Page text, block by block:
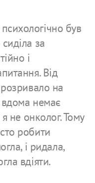
був
за
і
Від
розривало на
немає
не онколог. Тому
робити
і ридала,
вдіяти.